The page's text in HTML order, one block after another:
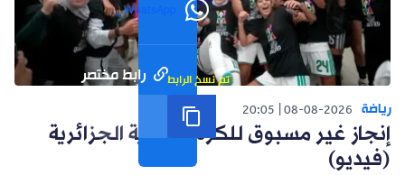
WhatsApp
رابط مختصر تم نسخ الرابط
رياضة 08-08-2026
20:05
إنجاز غير مسبوق للكرة النسوية الجزائرية
(فيديو)